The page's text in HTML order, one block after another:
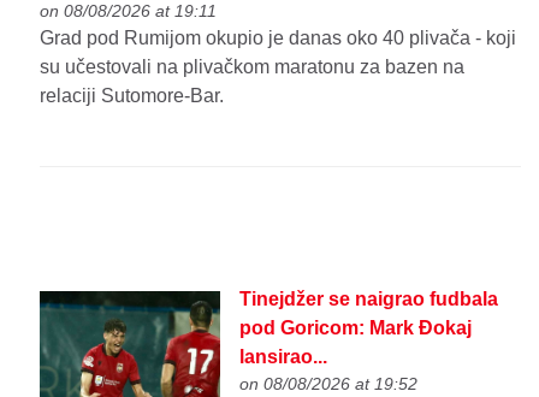
on 08/08/2026 at 19:11
Grad pod Rumijom okupio je danas oko 40 plivača - koji
su učestovali na plivačkom maratonu za bazen na
relaciji Sutomore-Bar.
Tinejdžer se naigrao fudbala
pod Goricom: Mark Đokaj
lansirao...
on 08/08/2026 at 19:52